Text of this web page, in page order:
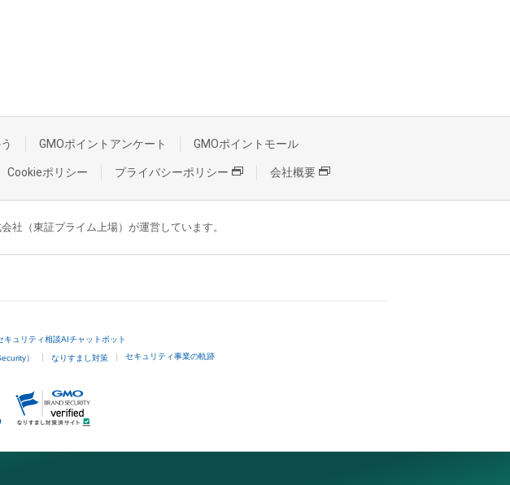
GMOポイントアンケート GMOポイントモール
Cookieポリシー プライバシーポリシー 会社概要
社（東証プライム上場）が運営しています。
キュリティ相談AIチャットボット
） なりすまし対策 セキュリティ事業の軌跡